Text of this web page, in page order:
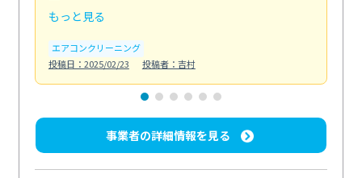
もっと見る
エアコンクリーニング
投稿日：2025/02/23
投稿者：吉村
事業者の詳細情報を見る